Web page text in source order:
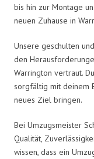
bis hin zur Montage
neuen Zuhause in
Unsere geschulten
den
Warrington vertraut.
sorgfältig mit deinem
neues Ziel bringen.
Bei Umzugsmeister
Qualität,
wissen, dass ein